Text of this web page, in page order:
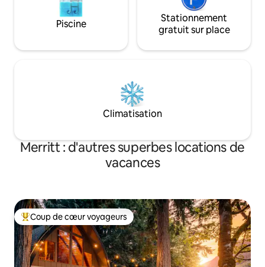
Piscine
Stationnement
gratuit sur place
Climatisation
Merritt : d'autres superbes locations de
vacances
Coups de cœur voyageurs les plus appréciés
Coup de cœur voyageurs